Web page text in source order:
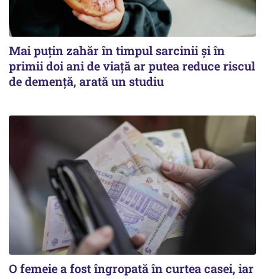
Mai puțin zahăr în timpul sarcinii și în
primii doi ani de viață ar putea reduce riscul
de demență, arată un studiu
O femeie a fost îngropată în curtea casei, iar